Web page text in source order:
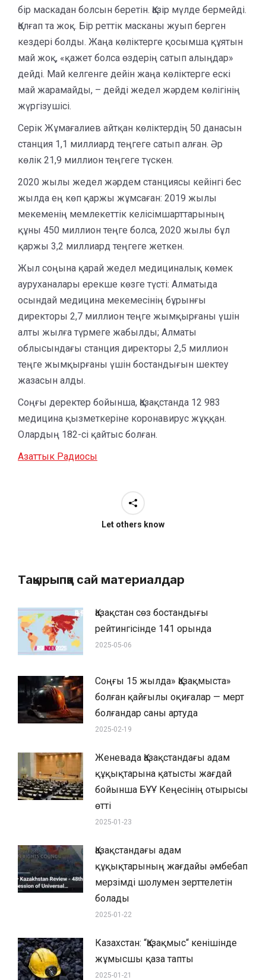
бір маскадан болсын беретін. Қазір мүлде бермейді.
Қолғап та жоқ. Бір реттік масканы жуып берген
кездері болды. Жаңа көліктерге қосымша құятын
май жоқ, «қажет болса өздерің сатып алыңдар»
дейді. Май келгенге дейін жаңа көліктерге ескі
май жарамайды, – дейді жедел жәрдем көлігінің
жүргізушісі.
Серік Жұмағалиев айтқан көліктердің 50 данасын
станция 1,1 миллиард теңгеге сатып алған. Әр
көлік 21,9 миллион теңгеге түскен.
2020 жылы жедел жәрдем станциясы кейінгі бес
жылда ең көп қаржы жұмсаған: 2019 жылы
мекеменің мемлекеттік келісімшарттарының
құны 450 миллион теңге болса, 2020 жылы бұл
қаржы 3,2 миллиард теңгеге жеткен.
Жыл соңына қарай жедел медициналық көмек
ауруханалары ерекше көзге түсті: Алматыда
осындай медицина мекемесінің бұрынғы
директоры 2,7 миллион теңге жымқырғаны үшін
алты жылға түрмеге жабылды; Алматы
облысындағы станция директоры 2,5 миллион
теңге жымқырғаны үшін бостандығын шектеу
жазасын алды.
Соңғы деректер бойынша, Қазақстанда 12 983
медицина қызметкеріне коронавирус жұққан.
Олардың 182-сі қайтыс болған.
Азаттык Радиосы
Let others know
Тақырыпқа сай материалдар
Қазақстан сөз бостандығы
рейтингісінде 141 орында
2025-05-06
Соңғы 15 жылда» Қазақмыста»
болған қайғылы оқиғалар — мерт
болғандар саны артуда
2025-02-19
Женевада Қазақстандағы адам
құқықтарына қатысты жағдай
бойынша БҰҰ Кеңесінің отырысы
өтті
2025-01-23
Қазақстандағы адам
құқықтарының жағдайы әмбебап
мерзімді шолумен зерттелетін
болады
2025-01-22
Казахстан: “Қазақмыс“ кенішінде
жұмысшы қаза тапты
2025-01-21